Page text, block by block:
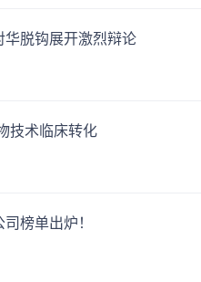
华脱钩展开激烈辩论
技术临床转化
榜单出炉！